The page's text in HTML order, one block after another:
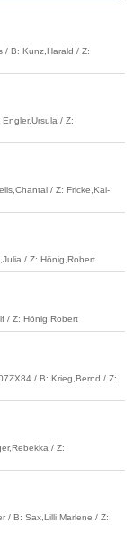
/ B: Kunz,Harald / Z:
/ Z:
/ Z: Fricke,Kai-
/ Z: Hönig,Robert
/ Z: Hönig,Robert
/ B: Krieg,Bernd / Z:
/ Z:
/ B: Sax,Lilli Marlene / Z: